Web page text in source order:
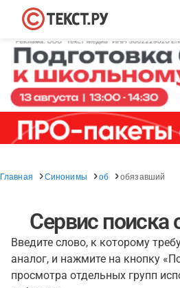
Главная Синонимы об обязавший
Сервис поиска
Введите слово, к которому
аналог, и нажмите на кнопку
просмотра отдельных групп